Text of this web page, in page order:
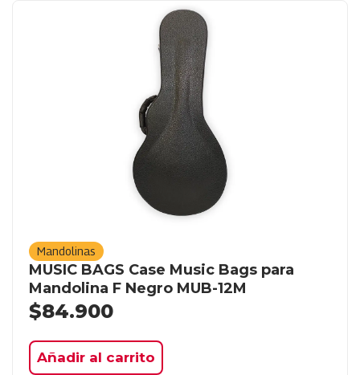
Mandolinas
MUSIC BAGS Case Music Bags para
Mandolina F Negro MUB-12M
$84.900
Añadir al carrito